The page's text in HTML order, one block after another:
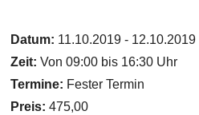
Datum: 11.10.2019 - 12.10.2019
Zeit: Von 09:00 bis 16:30 Uhr
Termine: Fester Termin
Preis: 475,00